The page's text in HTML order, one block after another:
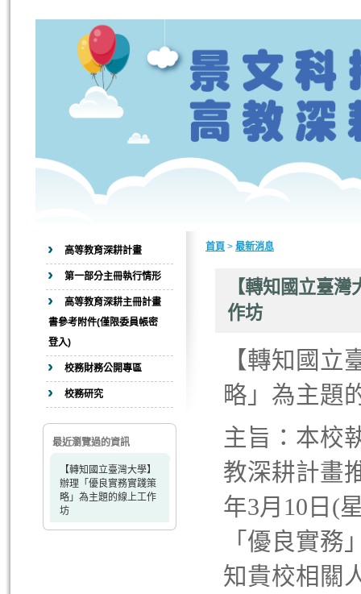
高等教育深耕計畫
第一部分主冊執行情形
高等教育深耕主冊計畫
書參考附件(僅限委員帳密
登入)
校務財務公開專區
校務研究
最近瀏覽過的資訊
【轉知國立臺灣大學】
辦理「優良實務實踐策
略」為主題的線上工作
坊
首頁 > 最新消息
【轉知國立臺
作坊
【轉知國
略」為主題
主旨：本校
教深耕計畫
年3月10日(
「優良實
知貴校相關